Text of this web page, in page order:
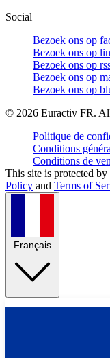
Social
Bezoek ons op
Bezoek ons op
Bezoek ons op
Bezoek ons op
Bezoek ons op
© 2026 Euractiv FR.
Politique de
Conditions
Conditions de
This site is protected
Policy and Terms of
Français